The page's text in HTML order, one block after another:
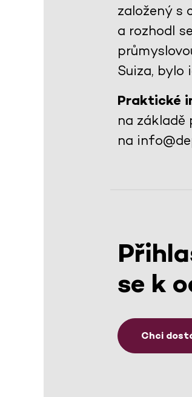
založený s
a rozhodl
Suiza,
Praktické
na
na
se k
Chci